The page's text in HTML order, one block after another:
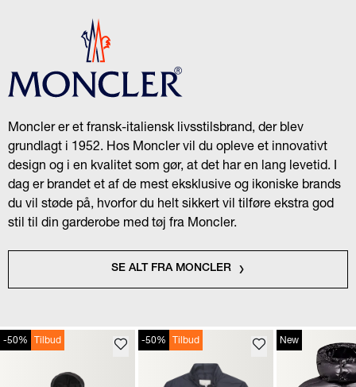
Moncler er et fransk-italiensk livsstilsbrand, der blev
grundlagt i 1952. Hos Moncler vil du opleve et innovativt
design og i en kvalitet som gør, at det har en lang levetid. I
dag er brandet et af de mest eksklusive og ikoniske brands
du vil støde på, hvorfor du helt sikkert vil tilføre ekstra god
stil til din garderobe med tøj fra Moncler.
SE ALT FRA MONCLER
-50% Tilbud -50% Tilbud New